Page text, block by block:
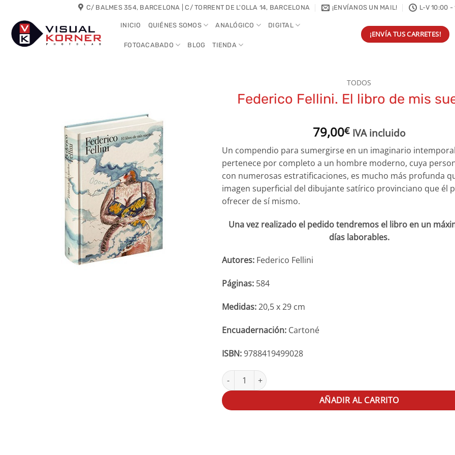
contenido
C/ BALMES 354, BARCELONA | C/ TORRENT DE L'OLLA 14, BARCELONA ¡ENVÍANOS UN MAIL! L-V 10:00 -
INICIO QUIÉNES SOMOS ANALÓGICO DIGITAL
FOTOACABADO BLOG TIENDA
¡ENVÍA TUS CARRETES!
TODOS
Federico Fellini. El libro de mis
79,00€ IVA incluido
Un compendio para sumergirse en un imaginario
pertenece por completo a un hombre moderno, cuya
con numerosas estratificaciones, es mucho más profunda
imagen superficial del dibujante satírico provinciano que él
ofrecer de sí mismo.
Una vez realizado el pedido tendremos el libro en un
días laborables.
Autores: Federico Fellini
Páginas: 584
Medidas:20,5 x 29 cm
Encuadernación: Cartoné
ISBN:9788419499028
Federico Fellini. El libro de mis sueños cantidad
AÑADIR AL CARRITO